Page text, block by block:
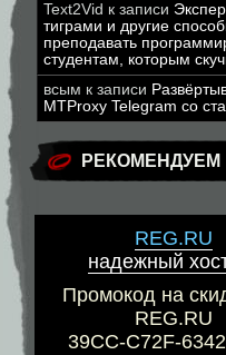
Text2Vid к записи
тиграми и другие
преподавать
студентам, которым
всым к записи
MTProxy Telegram со
РЕКОМЕНДУЕМ
REG.RU
надежный
Промокод на
REG.RU
39CC-C72F-